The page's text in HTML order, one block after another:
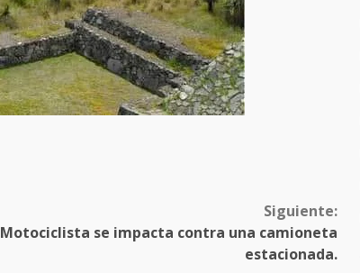
Siguiente:
Motociclista se impacta contra una camioneta
estacionada.